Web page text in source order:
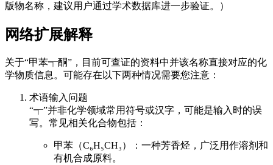
版物名称，建议用户通过学术数据库进一步验证。）
网络扩展解释
关于“甲苯┭酮”，目前可查证的资料中并该名称直接对应的化
学物质信息。可能存在以下两种情况需要您注意：
术语输入问题
“┭”并非化学领域常用符号或汉字，可能是输入时的误
写。常见相关化合物包括：
甲苯（C₆H₅CH₃）：一种芳香烃，广泛用作溶剂和
有机合成原料。